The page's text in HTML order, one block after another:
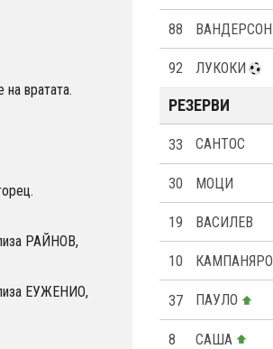
вратата.
РАЙНОВ,
ЕУЖЕНИО,
88 ВАНДЕРСОН
92 ЛУКОКИ
РЕЗЕРВИ
33 САНТОС
30 МОЦИ
19 ВАСИЛЕВ
10 КАМПАНЯРО
37 ПАУЛО
8 САША